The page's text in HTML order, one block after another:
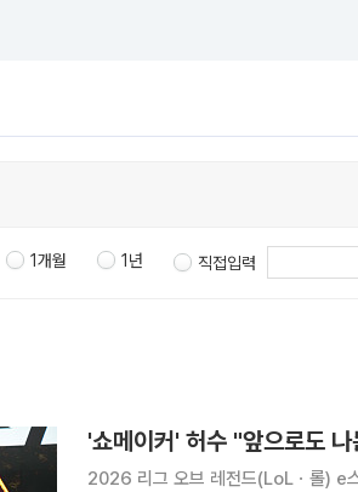
1개월 1년 직접입력
'쇼메이커' 허수 "앞으로도
2026 리그 오브 레전드(LoLㆍ롤) e